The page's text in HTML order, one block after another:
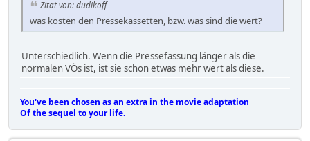
Zitat von: dudikoff
was kosten den Pressekassetten, bzw. was sind die wert?
Unterschiedlich. Wenn die Pressefassung länger als die
normalen VÖs ist, ist sie schon etwas mehr wert als diese.
You've been chosen as an extra in the movie adaptation
Of the sequel to your life.